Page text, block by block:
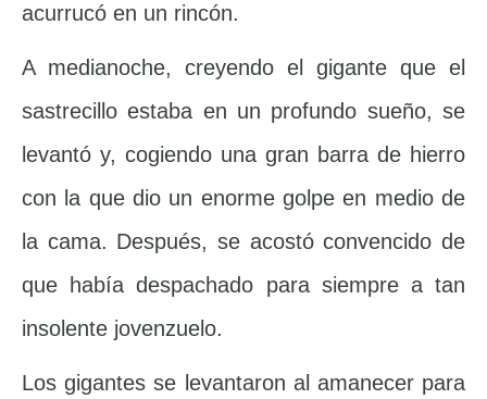
acurrucó en un rincón.
A medianoche, creyendo el gigante que el
sastrecillo estaba en un profundo sueño, se
levantó y, cogiendo una gran barra de hierro
con la que dio un enorme golpe en medio de
la cama. Después, se acostó convencido de
que había despachado para siempre a tan
insolente jovenzuelo.
Los gigantes se levantaron al amanecer para